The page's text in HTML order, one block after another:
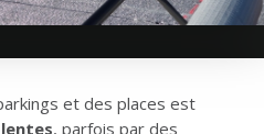
et des places est
, parfois par des